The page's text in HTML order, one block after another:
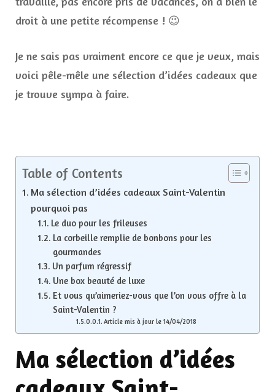
droit à une petite récompense ! 😉
Je ne sais pas vraiment encore ce que je veux, mais
voici pêle-mêle une sélection d’idées cadeaux que
je trouve sympa à faire.
Table of Contents
Ma sélection d’idées cadeaux Saint-Valentin
pourquoi pas
Le duo pour les frileuses
La corbeille remplie de bonbons pour les
gourmandes
Un parfum régressif
Une box beauté de luxe
Et vous qu’aimeriez-vous que l’on vous offre à la
Saint-Valentin ?
Article mis à jour le 14/04/2018
Ma sélection d’idées